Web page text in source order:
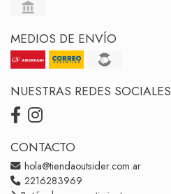
MEDIOS DE ENVÍO
NUESTRAS REDES SOCIALES
CONTACTO
hola@tiendaoutsider.com.ar
2216283969